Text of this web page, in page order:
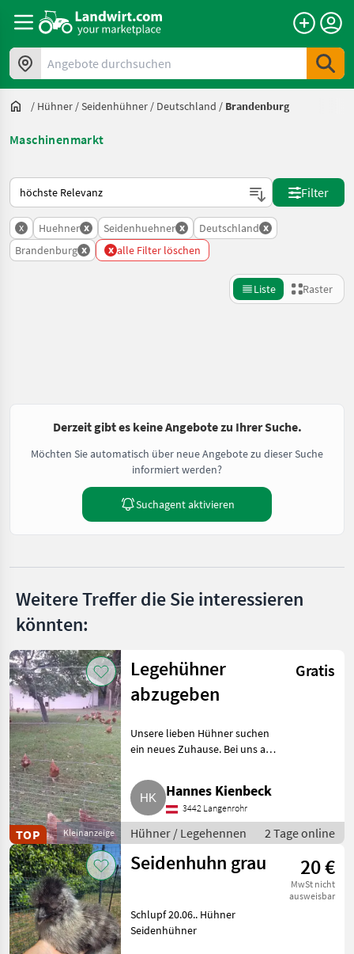
Angebote durchsuchen
/ Hühner /Seidenhühner / Deutschland / Brandenburg
Maschinenmarkt
So wird auf Landwirt.com sortiert
Filter
x Huehner x Seidenhuehner x Deutschland x
Brandenburg x x alle Filter löschen
Liste Raster
Derzeit gibt es keine Angebote zu Ihrer Suche.
Möchten Sie automatisch über neue Angebote zu dieser Suche
informiert werden?
Suchagent aktivieren
Weitere Treffer die Sie interessieren
könnten:
Kleinanzeige
TOP
Legehühner
abzugeben
Gratis
Unsere lieben Hühner suchen
ein neues Zuhause. Bei uns am
glückliche einjährige
Legehühner, die täglichen
Auslauf haben. Nun möchten
wir s
Hannes Kienbeck
3442 Langenrohr
Hühner / Legehennen 2 Tage online
Seidenhuhn grau 20 €
MwSt nicht
ausweisbar
Schlupf 20.06.. Hühner
Seidenhühner